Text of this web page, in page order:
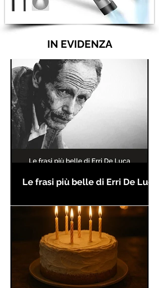
IN EVIDENZA
Le frasi più belle di Erri De Luca